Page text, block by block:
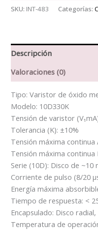
SKU: INT-483 Categorías:
Descripción
Valoraciones (0)
Tipo: Varistor de óxido
Modelo: 10D330K
Tensión de varistor
Tolerancia (K): ±10%
Tensión máxima continua
Tensión máxima continua
Serie (10D): Disco de
Corriente de pulso (8/20
Energía máxima
Tiempo de respuesta: <
Encapsulado: Disco
Temperatura de